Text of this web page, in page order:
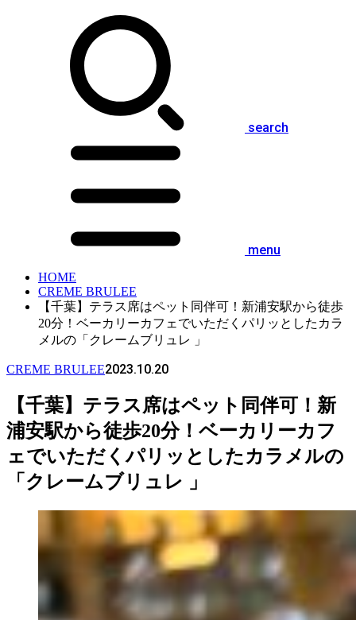
search
menu
HOME
CREME BRULEE
【千葉】テラス席はペット同伴可！新浦安駅から徒歩
20分！ベーカリーカフェでいただくパリッとしたカラ
メルの「クレームブリュレ 」
CREME BRULEE2023.10.20
【千葉】テラス席はペット同伴可！新
浦安駅から徒歩20分！ベーカリーカフ
ェでいただくパリッとしたカラメルの
「クレームブリュレ 」